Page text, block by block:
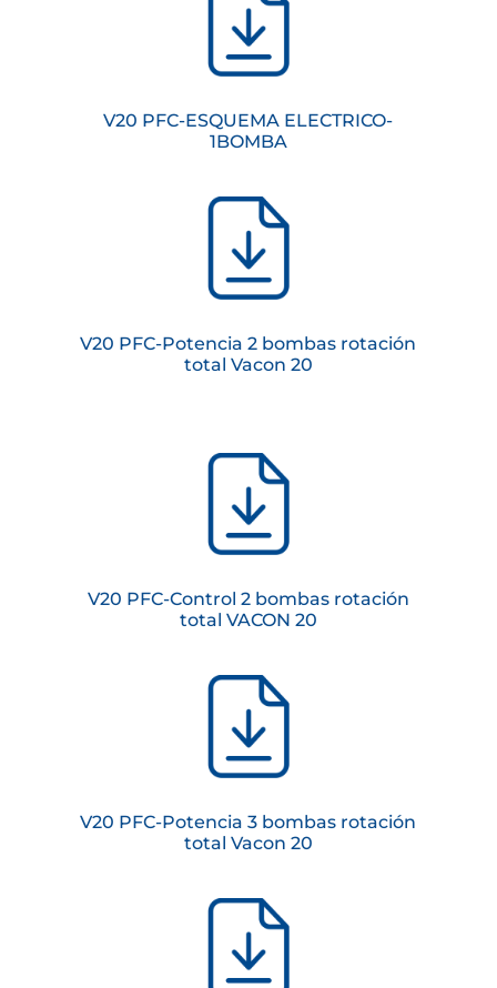
V20 PFC-ESQUEMA ELECTRICO-
1BOMBA
V20 PFC-Potencia 2 bombas rotación
total Vacon 20
V20 PFC-Control 2 bombas rotación
total VACON 20
V20 PFC-Potencia 3 bombas rotación
total Vacon 20